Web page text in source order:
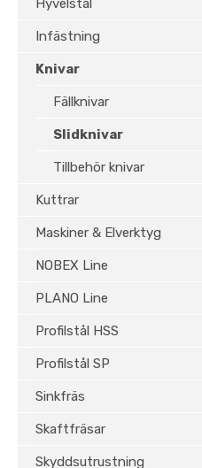
Hyvelstål
Infästning
Knivar
Fällknivar
Slidknivar
Tillbehör knivar
Kuttrar
Maskiner & Elverktyg
NOBEX Line
PLANO Line
Profilstål HSS
Profilstål SP
Sinkfräs
Skaftfräsar
Skyddsutrustning